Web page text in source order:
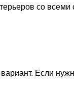
со
Если